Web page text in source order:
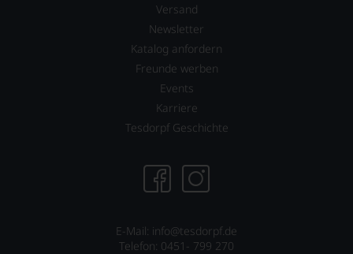
Versand
Newsletter
Katalog anfordern
Freunde werben
Events
Karriere
Tesdorpf Geschichte
E-Mail: info@tesdorpf.de
Telefon: 0451- 799 270